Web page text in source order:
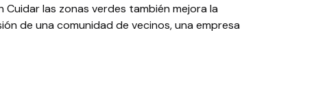
las zonas verdes también mejora la
de una comunidad de vecinos, una empresa